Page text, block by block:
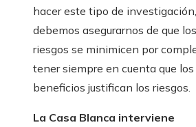
hacer este tipo de investigación,
debemos asegurarnos de que los
riesgos se minimicen por
tener siempre en cuenta que los
beneficios justifican los riesgos.
La Casa Blanca interviene